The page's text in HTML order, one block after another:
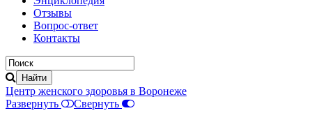
Отзывы
Вопрос-ответ
Контакты
Центр женского здоровья в Воронеже
Развернуть
Свернуть